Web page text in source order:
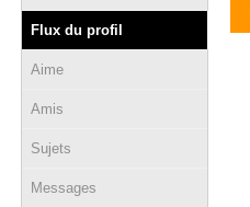
Flux du profil
Aime
Amis
Sujets
Messages